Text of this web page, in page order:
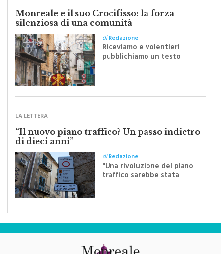
Monreale e il suo Crocifisso: la forza
silenziosa di una comunità
diRedazione
Riceviamo e volentieri
pubblichiamo un testo
Festa del Santissimo
LA LETTERA
“Il nuovo piano traffico? Un passo indietro
di dieci anni”
diRedazione
"Una rivoluzione del piano
traffico sarebbe stata